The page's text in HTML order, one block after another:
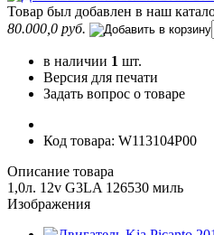
Товар был добавлен в наш
80.000,0 руб.
в наличии 1 шт.
Версия для печати
Задать вопрос о товаре
Код товара: W113104P00
Описание товара
1,0л. 12v G3LA 126530 миль
Изображения